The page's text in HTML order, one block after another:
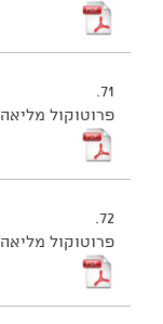
71.
פרוטוקול מליאה 13/24 מיום 6.8.24 - נגיש
72.
פרוטוקול מליאה 12/24 מיום 24.7.24- נגיש